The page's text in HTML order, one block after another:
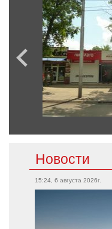
Новости
15:24, 6 августа 2026г.